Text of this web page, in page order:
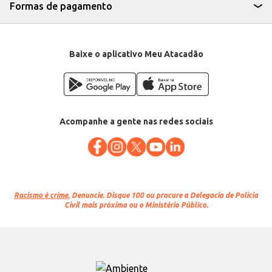
variedade Carmenère garantem um produto diferenciado no mercado.
Marca: Tarapacá
Departamento: Bebidas
EAN: 7804340901057
Formas de pagamento
Baixe o aplicativo Meu Atacadão
Acompanhe a gente nas redes sociais
Racismo é crime. Denuncie. Disque 100 ou procure a Delegacia de Polícia
Civil mais próxima ou o Ministério Público.